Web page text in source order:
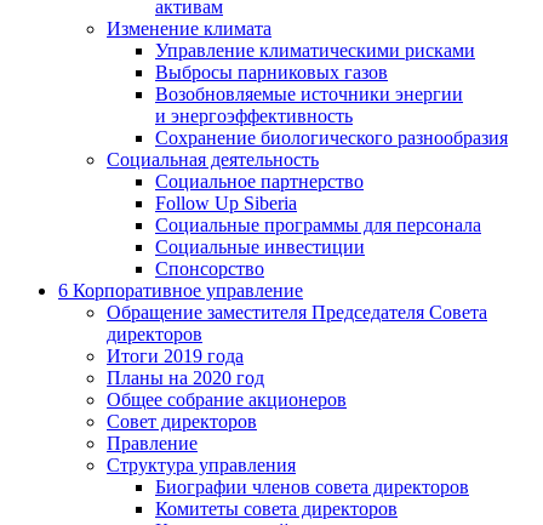
активам
Изменение климата
Управление климатическими рисками
Выбросы парниковых газов
Возобновляемые источники энергии
и энергоэффективность
Сохранение биологического разнообразия
Социальная деятельность
Социальное партнерство
Follow Up Siberia
Социальные программы для персонала
Социальные инвестиции
Спонсорство
6 Корпоративное управление
Обращение заместителя Председателя Совета
директоров
Итоги 2019 года
Планы на 2020 год
Общее собрание акционеров
Совет директоров
Правление
Структура управления
Биографии членов совета директоров
Комитеты совета директоров